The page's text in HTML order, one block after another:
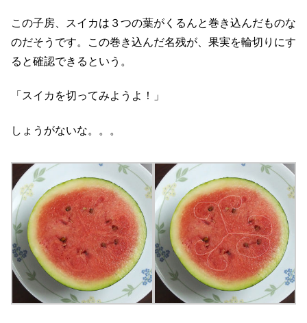
この子房、スイカは３つの葉がくるんと巻き込んだものな
のだそうです。この巻き込んだ名残が、果実を輪切りにす
ると確認できるという。
「スイカを切ってみようよ！」
しょうがないな。。。